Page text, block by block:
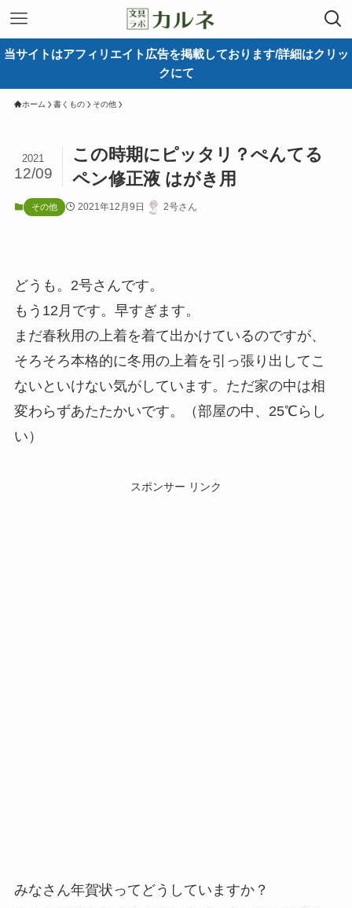
当サイトはアフィリエイト広告を掲載しております/詳細はクリッ
クにて
ホーム 書くもの その他
この時期にピッタリ？ぺんてる
ペン修正液 はがき用
2021
12/09
その他 2021年12月9日 2号さん
どうも。2号さんです。
もう12月です。早すぎます。
まだ春秋用の上着を着て出かけているのですが、
そろそろ本格的に冬用の上着を引っ張り出してこ
ないといけない気がしています。ただ家の中は相
変わらずあたたかいです。（部屋の中、25℃らし
い）
スポンサー リンク
みなさん年賀状ってどうしていますか？